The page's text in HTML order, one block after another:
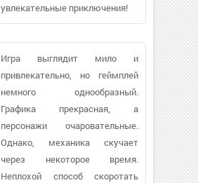
увлекательные приключения!
Игра выглядит мило и
привлекательно, но геймплей
немного однообразный.
Графика прекрасная, а
персонажи очаровательные.
Однако, механика скучает
через некоторое время.
Неплохой способ скоротать